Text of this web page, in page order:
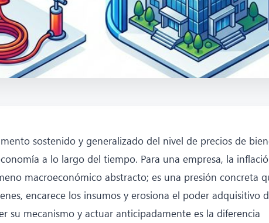
sostenido y generalizado del nivel de precios de
a lo largo del tiempo. Para una empresa, la
macroeconómico abstracto; es una presión concreta
encarece los insumos y erosiona el poder adquisitivo
su mecanismo y actuar anticipadamente es la diferencia